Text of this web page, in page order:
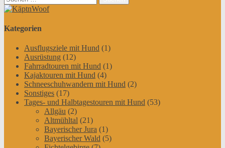
nach:
Kategorien
Ausflugsziele mit Hund (1)
Ausrüstung (12)
Fahrradtouren mit Hund (1)
Kajaktouren mit Hund (4)
Schneeschuhwandern mit Hund (2)
Sonstiges (17)
Tages- und Halbtagestouren mit Hund (53)
Allgäu (2)
Altmühltal (21)
Bayerischer Jura (1)
Bayerischer Wald (5)